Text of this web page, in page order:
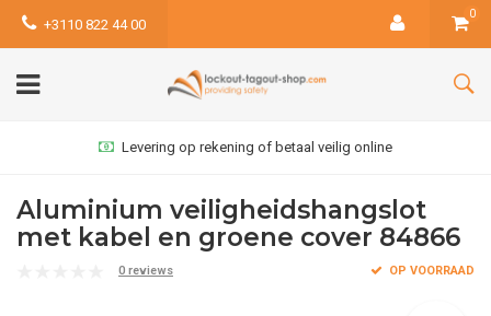
+3110 822 44 00
0
Levering op rekening of betaal veilig online
Aluminium veiligheidshangslot
met kabel en groene cover 84866
0 reviews OP VOORRAAD